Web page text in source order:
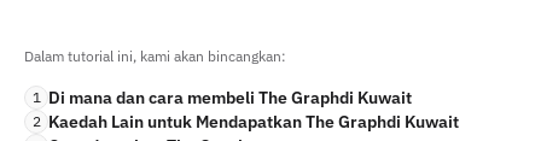
Dalam tutorial ini, kami akan bincangkan:
1 Di mana dan cara membeli The Graphdi Kuwait
2 Kaedah Lain untuk Mendapatkan The Graphdi Kuwait